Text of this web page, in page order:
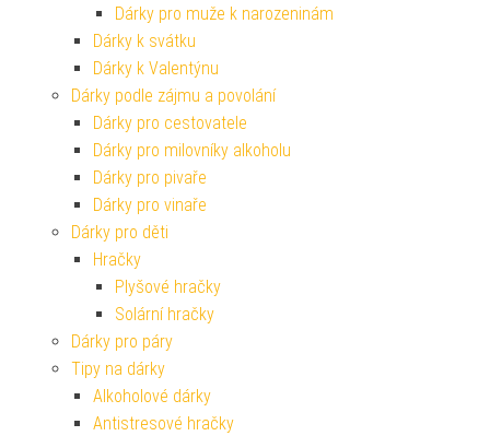
Dárky pro muže k narozeninám
Dárky k svátku
Dárky k Valentýnu
Dárky podle zájmu a povolání
Dárky pro cestovatele
Dárky pro milovníky alkoholu
Dárky pro pivaře
Dárky pro vinaře
Dárky pro děti
Hračky
Plyšové hračky
Solární hračky
Dárky pro páry
Tipy na dárky
Alkoholové dárky
Antistresové hračky